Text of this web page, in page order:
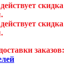
скидка
скидка
заказов: